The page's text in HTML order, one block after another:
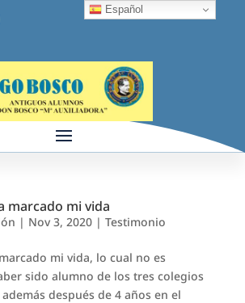
marcado mi vida
| Nov 3, 2020| Testimonio
mi vida, lo cual no es
sido alumno de los tres colegios
después de 4 años en el
Español